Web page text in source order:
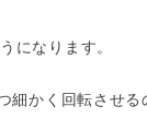
になります。
細かく回転させる